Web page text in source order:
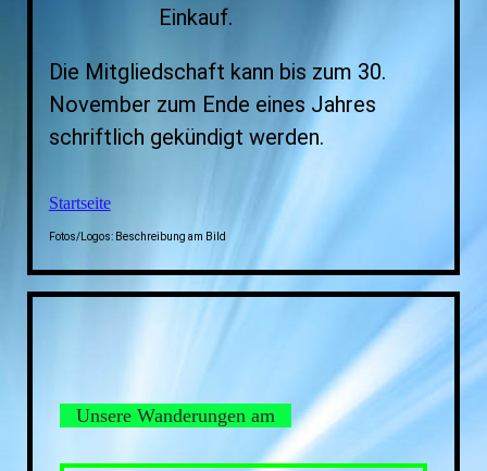
Einkauf.
Die Mitgliedschaft kann bis zum 30.
November zum Ende eines Jahres
schriftlich gekündigt werden.
Startseite
Fotos/Logos: Beschreibung am Bild
Unsere Wanderungen am